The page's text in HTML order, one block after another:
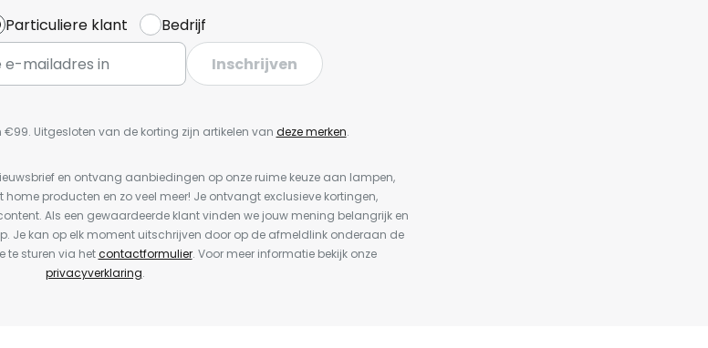
Particuliere klant
Bedrijf
Inschrijven
Uitgesloten van de korting zijn artikelen van deze merken.
en ontvang aanbiedingen op onze ruime keuze aan lampen,
home producten en zo veel meer! Je ontvangt exclusieve kortingen,
Als een gewaardeerde klant vinden we jouw mening belangrijk en
Je kan op elk moment uitschrijven door op de afmeldlink onderaan de
te sturen via hetcontactformulier. Voor meer informatie bekijk onze
privacyverklaring.